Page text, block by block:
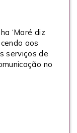
‘Maré diz
aos
serviços de
no